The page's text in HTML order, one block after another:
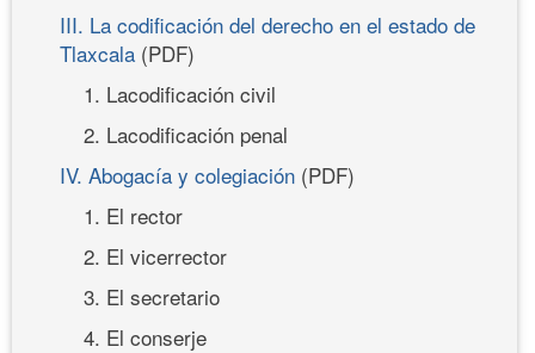
III. La codificación del derecho en el estado de
Tlaxcala (PDF)
1. Lacodificación civil
2. Lacodificación penal
IV. Abogacía y colegiación (PDF)
1. El rector
2. El vicerrector
3. El secretario
4. El conserje